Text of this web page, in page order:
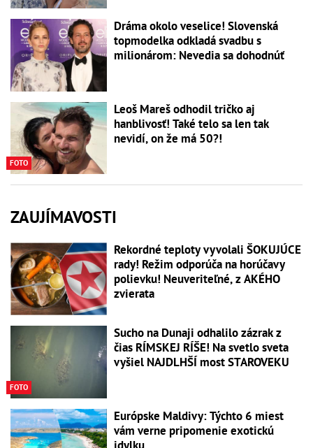
Dráma okolo veselice! Slovenská
topmodelka odkladá svadbu s
milionárom: Nevedia sa dohodnúť
FOTO
Leoš Mareš odhodil tričko aj
hanblivosť! Také telo sa len tak
nevidí, on že má 50?!
ZAUJÍMAVOSTI
Rekordné teploty vyvolali ŠOKUJÚCE
rady! Režim odporúča na horúčavy
polievku! Neuveriteľné, z AKÉHO
zvierata
FOTO
Sucho na Dunaji odhalilo zázrak z
čias RÍMSKEJ RÍŠE! Na svetlo sveta
vyšiel NAJDLHŠÍ most STAROVEKU
Európske Maldivy: Týchto 6 miest
vám verne pripomenie exotickú